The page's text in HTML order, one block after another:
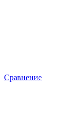
Сравнение